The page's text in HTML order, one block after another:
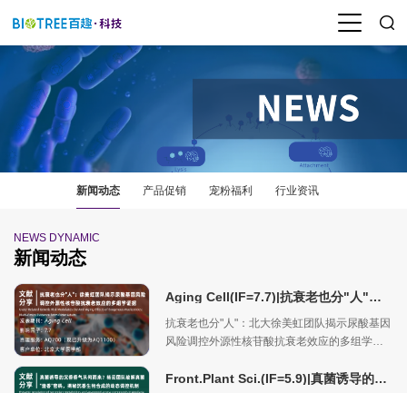
新闻动态 产品促销 宠粉福利 行业资讯
NEWS DYNAMIC
新闻动态
Aging Cell(IF=7.7)|抗衰老也分"人"：北大徐美虹团队揭示尿酸基因风险调控外源性核苷酸抗衰老效应的多组学证据
抗衰老也分"人"：北大徐美虹团队揭示尿酸基因
风险调控外源性核苷酸抗衰老效应的多组学证
Front.Plant Sci.(IF=5.9)|真菌诱导的沉香香气从何而来？中国医学科学院杨云团队破解真菌“造香”密码，揭秘沉香生物合成的动态调控机制